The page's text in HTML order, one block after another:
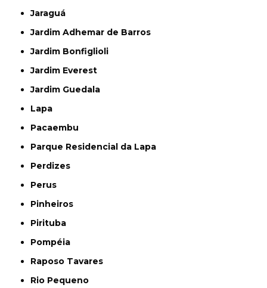
Jaraguá
Jardim Adhemar de Barros
Jardim Bonfiglioli
Jardim Everest
Jardim Guedala
Lapa
Pacaembu
Parque Residencial da Lapa
Perdizes
Perus
Pinheiros
Pirituba
Pompéia
Raposo Tavares
Rio Pequeno